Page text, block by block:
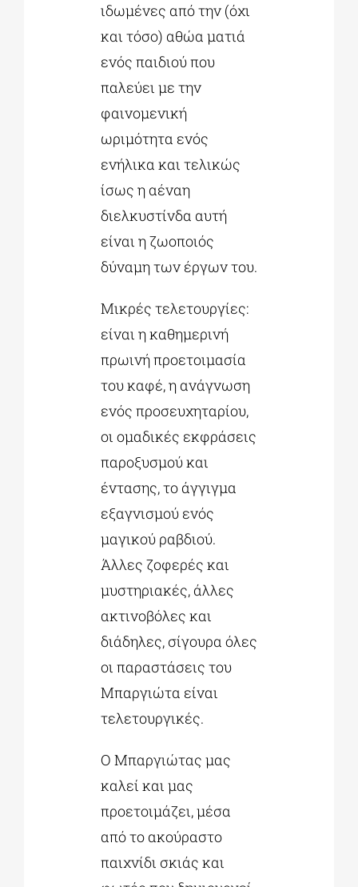
ιδωμένες από την (όχι
και τόσο) αθώα ματιά
ενός παιδιού που
παλεύει με την
φαινομενική
ωριμότητα ενός
ενήλικα και τελικώς
ίσως η αέναη
διελκυστίνδα αυτή
είναι η ζωοποιός
δύναμη των έργων του.
Μικρές τελετουργίες:
είναι η καθημερινή
πρωινή προετοιμασία
του καφέ, η ανάγνωση
ενός προσευχηταρίου,
οι ομαδικές εκφράσεις
παροξυσμού και
έντασης, το άγγιγμα
εξαγνισμού ενός
μαγικού ραβδιού.
Άλλες ζοφερές και
μυστηριακές, άλλες
ακτινοβόλες και
διάδηλες, σίγουρα όλες
οι παραστάσεις του
Μπαργιώτα είναι
τελετουργικές.
Ο Μπαργιώτας μας
καλεί και μας
προετοιμάζει, μέσα
από το ακούραστο
παιχνίδι σκιάς και